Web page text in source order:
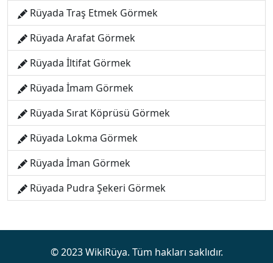
Rüyada Traş Etmek Görmek
Rüyada Arafat Görmek
Rüyada İltifat Görmek
Rüyada İmam Görmek
Rüyada Sırat Köprüsü Görmek
Rüyada Lokma Görmek
Rüyada İman Görmek
Rüyada Pudra Şekeri Görmek
© 2023 WikiRüya. Tüm hakları saklıdır.